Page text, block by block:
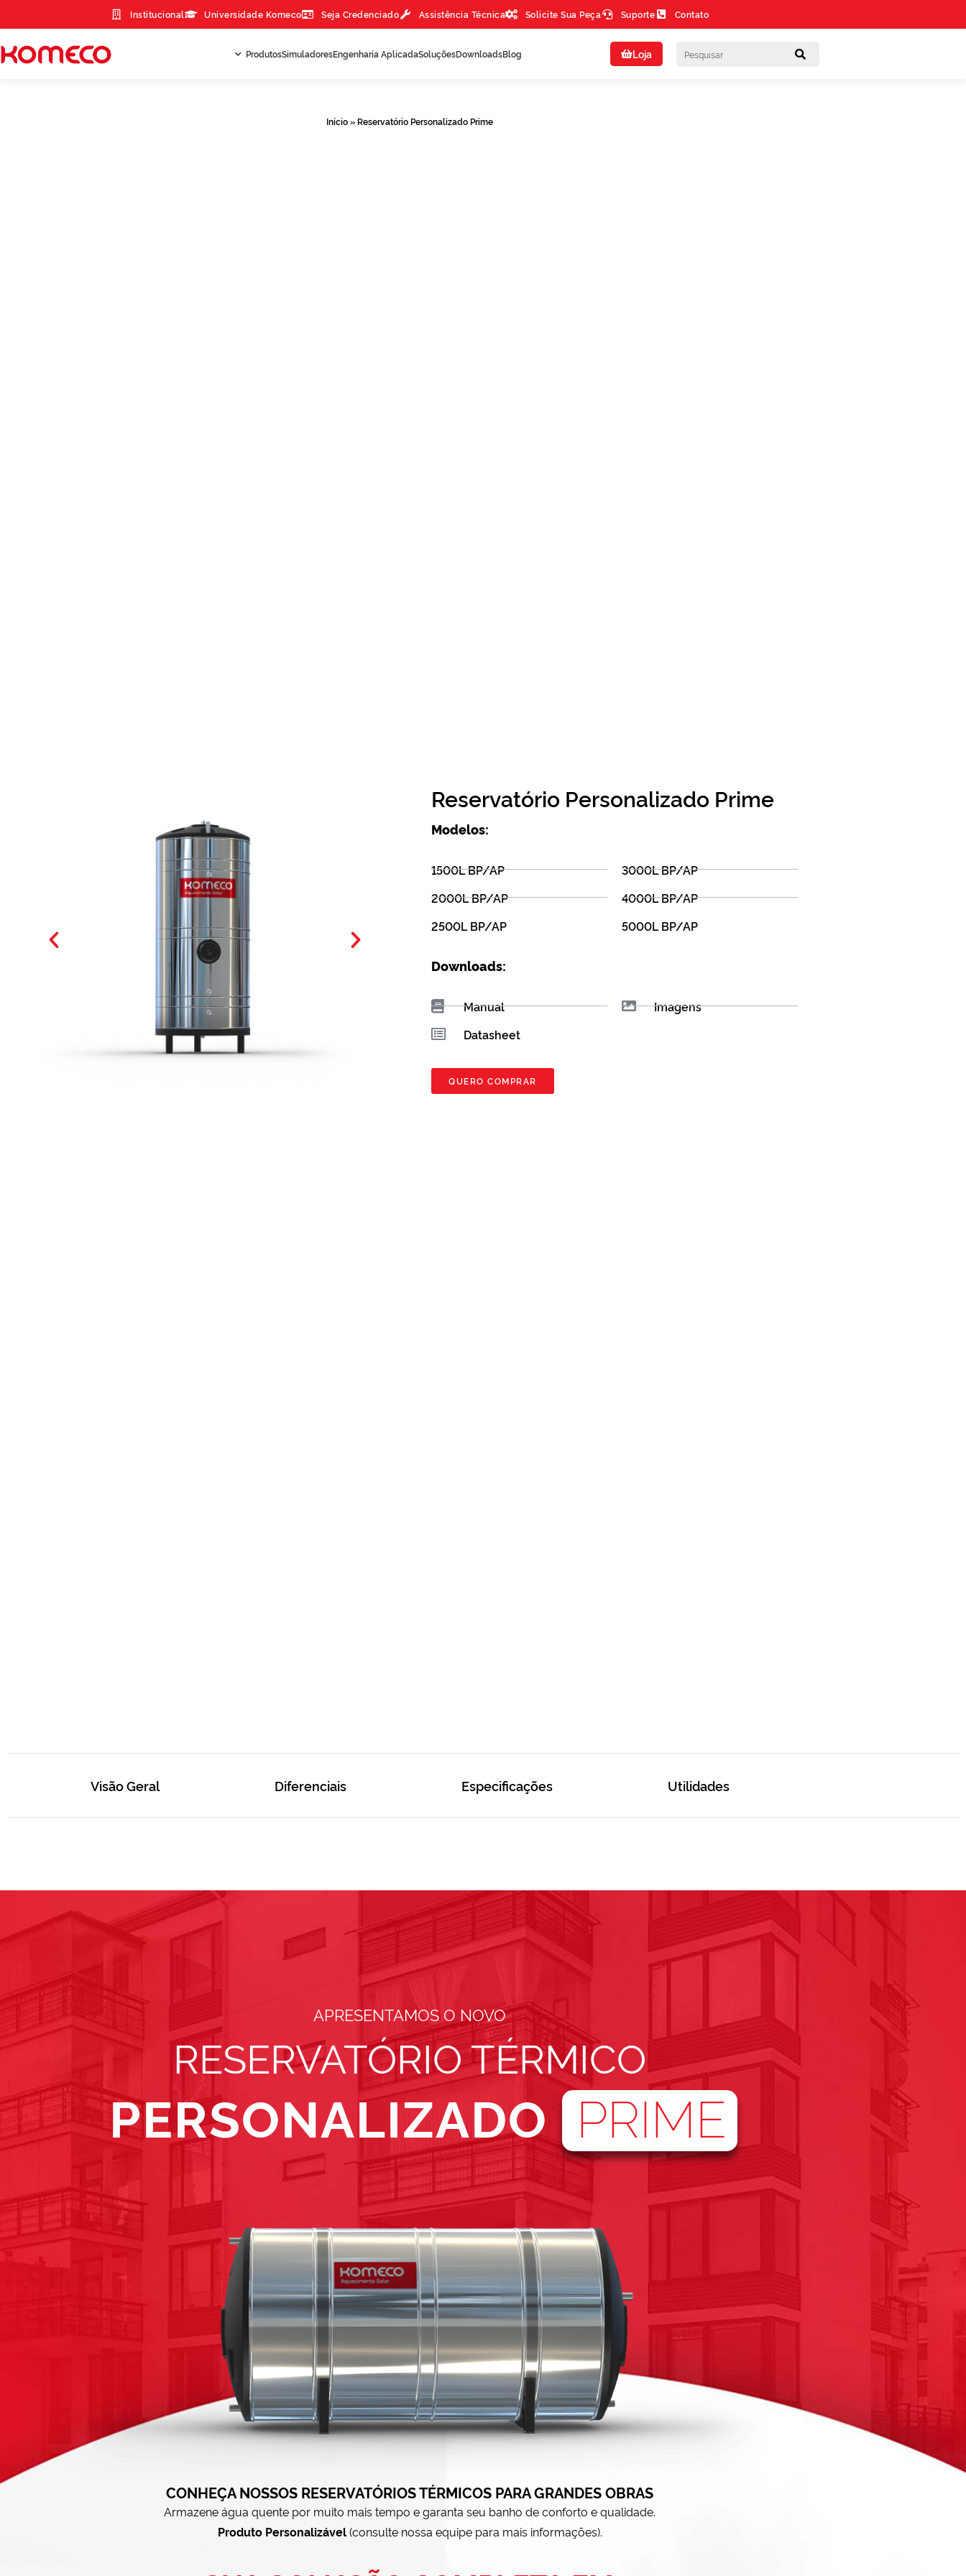
Institucional Universidade Komeco Seja Credenciado Assistência Técnica Solicite Sua Peça Suporte Contato
ProdutosSimuladoresEngenharia AplicadaSoluçõesDownloadsBlog Loja
Início» Reservatório Personalizado Prime
Reservatório Personalizado Prime
Modelos:
1500L BP/AP
2000L BP/AP
2500L BP/AP
3000L BP/AP
4000L BP/AP
5000L BP/AP
Downloads:
Manual
Datasheet
Imagens
QUERO COMPRAR
Visão Geral Diferenciais Especificações Utilidades
APRESENTAMOS O NOVO
RESERVATÓRIO TÉRMICO
PERSONALIZADO PRIME
CONHEÇA NOSSOS RESERVATÓRIOS TÉRMICOS PARA GRANDES OBRAS
Armazene água quente por muito mais tempo e garanta seu banho de conforto e qualidade.
Produto Personalizável(consulte nossa equipe para mais informações).